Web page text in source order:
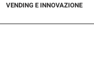
VENDING E INNOVAZIONE